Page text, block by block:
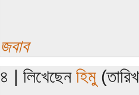
জবাব
৪ | লিখেছেন হিমু